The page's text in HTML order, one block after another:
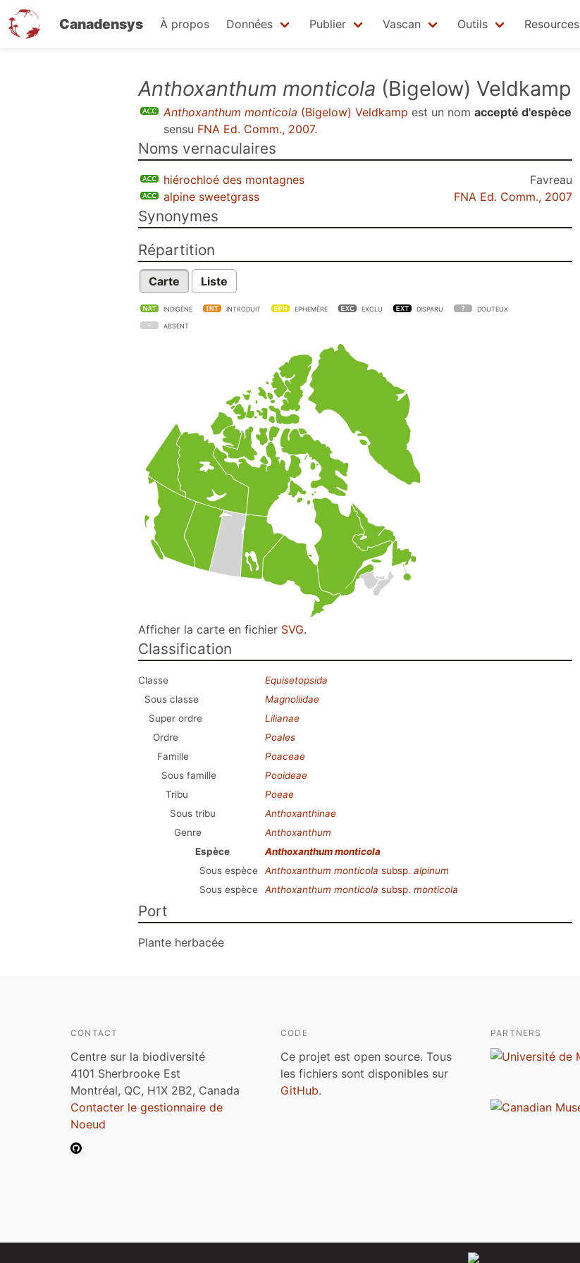
Canadensys À propos Données Publier Vascan Outils Resources
Anthoxanthum monticola (Bigelow) Veldkamp
Anthoxanthum monticola (Bigelow) Veldkamp est un nom accepté d'espèce
sensu FNA Ed. Comm., 2007.
Noms vernaculaires
hiérochloé des montagnes
Favreau
alpine sweetgrass
FNA Ed. Comm., 2007
Synonymes
Répartition
Carte Liste
INDIGÈNE INTRODUIT EPHEMÈRE EXCLU DISPARU DOUTEUX
ABSENT
Afficher la carte en fichier SVG.
Classification
Classe
Equisetopsida
Sous classe
Magnoliidae
Super ordre
Lilianae
Ordre
Poales
Famille
Poaceae
Sous famille
Pooideae
Tribu
Poeae
Sous tribu
Anthoxanthinae
Genre
Anthoxanthum
Espèce
Anthoxanthum monticola
Sous espèce
Anthoxanthum monticola subsp. alpinum
Sous espèce
Anthoxanthum monticola subsp. monticola
Port
Plante herbacée
CONTACT
Centre sur la biodiversité
4101 Sherbrooke Est
Montréal, QC, H1X 2B2, Canada
Contacter le gestionnaire de
Noeud
CODE
Ce projet est open source. Tous
les fichiers sont disponibles sur
GitHub.
PARTNERS